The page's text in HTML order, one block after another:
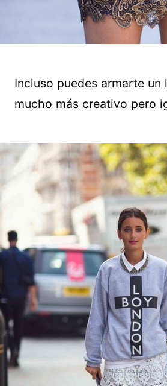
Incluso puedes armarte
mucho más creativo pero